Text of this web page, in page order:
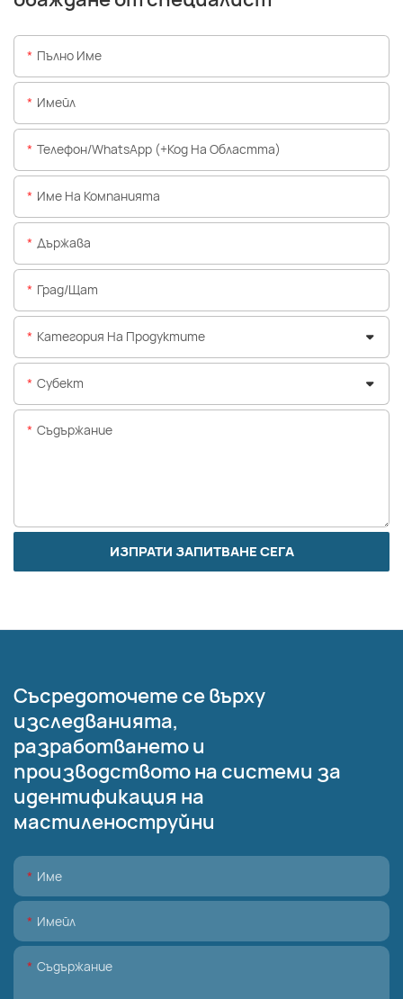
Пълно Име
Имейл
Телефон/WhatsApp (+Код На Областта)
Име На Компанията
Държава
Град/щат
Категория На Продуктите
Субект
Съдържание
ИЗПРАТИ ЗАПИТВАНЕ СЕГА
Съсредоточете се върху
изследванията,
разработването и
производството на системи за
идентификация на
мастиленоструйни
Име
Имейл
Съдържание